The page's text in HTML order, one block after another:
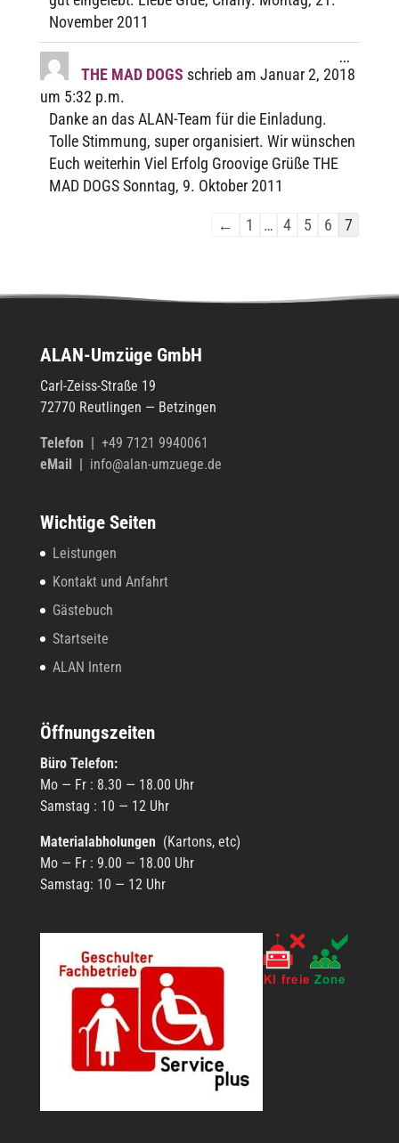
Novem­ber 2011
THE MAD DOGS schrieb am Januar 2, 2018
um 5:32 p.m.
Danke an das ALAN-Team für die Einla­dung.
Tolle Stim­mung, super orga­ni­siert. Wir wünschen
Euch weiter­hin Viel Erfolg Groo­vige Grüße THE
MAD DOGS Sonn­tag, 9. Okto­ber 2011
...
Metabox
ein-/
Navi­
← 1 … 4 5 6 7
ALAN-Umzüge GmbH
Carl-Zeiss-Straße 19
72770 Reut­lin­gen — Betzingen
Tele­fon | +49 7121 9940061
eMail | info@alan-umzuege.de
Wichtige Seiten
Leistungen
Kontakt und Anfahrt
Gästebuch
Startseite
ALAN Intern
Öffnungszeiten
Büro Tele­fon:
Mo — Fr : 8.30 — 18.00 Uhr
Sams­tag : 10 — 12 Uhr
Mate­ri­al­ab­ho­lun­gen (Kartons, etc)
Mo — Fr : 9.00 — 18.00 Uhr
Sams­tag: 10 — 12 Uhr